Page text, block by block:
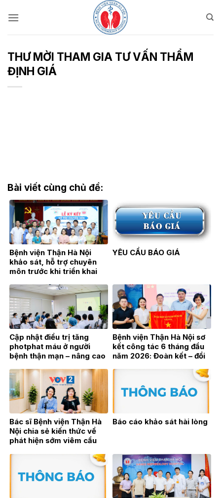
qua
THƯ MỜI THAM GIA TƯ VẤN THẨM
ĐỊNH GIÁ
Bài viết cùng chủ đề:
Bệnh viện Thận Hà Nội
khảo sát, hỗ trợ chuyên
môn trước khi triển khai
tại Bệnh viện Đa khoa Hoài
Đức
YÊU CẦU BÁO GIÁ
Cập nhật điều trị tăng
photphat máu ở người
bệnh thận mạn – nâng cao
hành lâm sàng
Bệnh viện Thận Hà Nội sơ
kết công tác 6 tháng đầu
năm 2026: Đoàn kết – đổi
triển bền vững
Bác sĩ Bệnh viện Thận Hà
Nội chia sẻ kiến thức về
phát hiện sớm viêm cầu
trực tiếp VOV2
Báo cáo khảo sát hài lòng